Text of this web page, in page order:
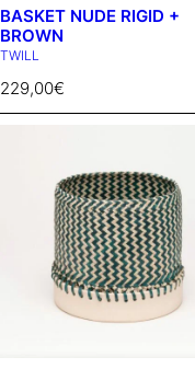
BASKET NUDE RIGID +
BROWN
TWILL
229,00€